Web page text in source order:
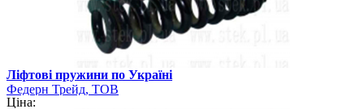
Ліфтові пружини по Україні
Федерн Трейд, ТОВ
Ціна: